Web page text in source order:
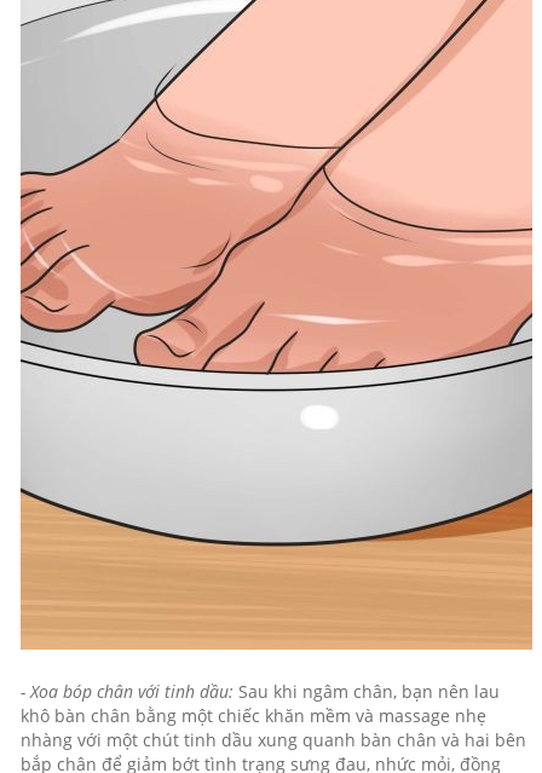
- Xoa bóp chân với tinh dầu: Sau khi ngâm chân, bạn nên lau
khô bàn chân bằng một chiếc khăn mềm và massage nhẹ
nhàng với một chút tinh dầu xung quanh bàn chân và hai bên
bắp chân để giảm bớt tình trạng sưng đau, nhức mỏi, đồng